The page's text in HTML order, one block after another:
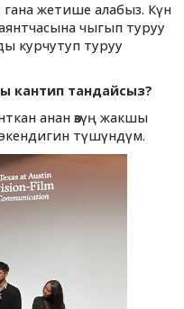
жетише алабыз. Күн
чыгып туруу
курчутуп туруу
кантип тандайсыз?
анан өзүң жакшы
түшүндүм.